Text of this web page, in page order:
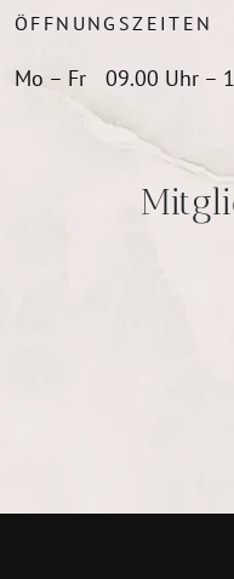
ÖFFNUNGSZEITEN
Mo – Fr 09.00 Uhr –